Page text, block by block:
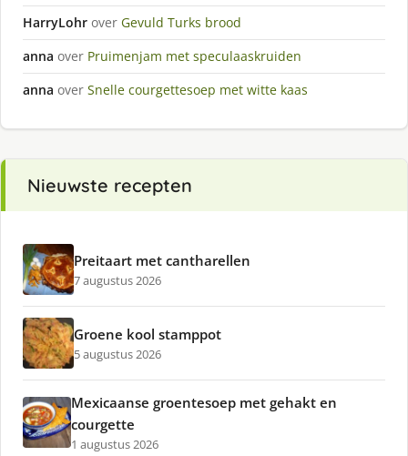
HarryLohr over Gevuld Turks brood
anna over Pruimenjam met speculaaskruiden
anna over Snelle courgettesoep met witte kaas
Nieuwste recepten
Preitaart met cantharellen
7 augustus 2026
Groene kool stamppot
5 augustus 2026
Mexicaanse groentesoep met gehakt en
courgette
1 augustus 2026